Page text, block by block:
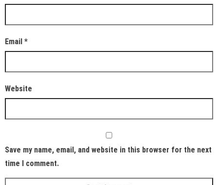
Email *
Website
Save my name, email, and website in this browser for the next
time I comment.